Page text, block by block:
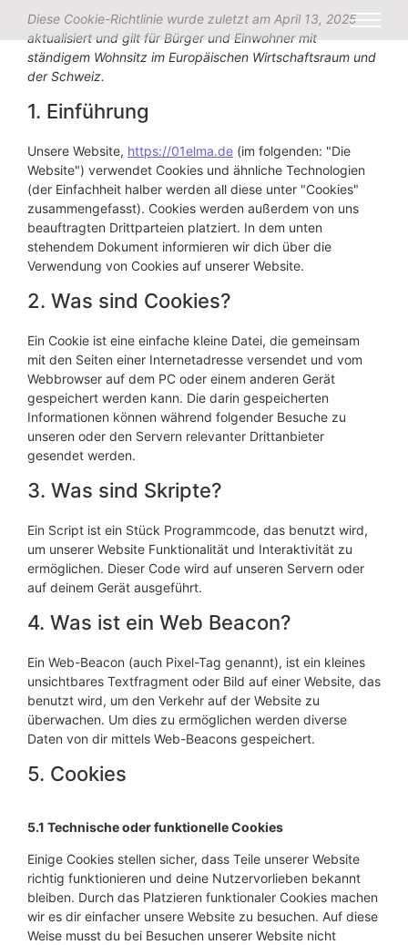
Diese Cookie-Richtlinie wurde zuletzt am April 13, 2025
aktualisiert und gilt für Bürger und Einwohner mit
ständigem Wohnsitz im Europäischen Wirtschaftsraum und
der Schweiz.
1. Einführung
Unsere Website, https://01elma.de (im folgenden: "Die
Website") verwendet Cookies und ähnliche Technologien
(der Einfachheit halber werden all diese unter "Cookies"
zusammengefasst). Cookies werden außerdem von uns
beauftragten Drittparteien platziert. In dem unten
stehendem Dokument informieren wir dich über die
Verwendung von Cookies auf unserer Website.
2. Was sind Cookies?
Ein Cookie ist eine einfache kleine Datei, die gemeinsam
mit den Seiten einer Internetadresse versendet und vom
Webbrowser auf dem PC oder einem anderen Gerät
gespeichert werden kann. Die darin gespeicherten
Informationen können während folgender Besuche zu
unseren oder den Servern relevanter Drittanbieter
gesendet werden.
3. Was sind Skripte?
Ein Script ist ein Stück Programmcode, das benutzt wird,
um unserer Website Funktionalität und Interaktivität zu
ermöglichen. Dieser Code wird auf unseren Servern oder
auf deinem Gerät ausgeführt.
4. Was ist ein Web Beacon?
Ein Web-Beacon (auch Pixel-Tag genannt), ist ein kleines
unsichtbares Textfragment oder Bild auf einer Website, das
benutzt wird, um den Verkehr auf der Website zu
überwachen. Um dies zu ermöglichen werden diverse
Daten von dir mittels Web-Beacons gespeichert.
5. Cookies
5.1 Technische oder funktionelle Cookies
Einige Cookies stellen sicher, dass Teile unserer Website
richtig funktionieren und deine Nutzervorlieben bekannt
bleiben. Durch das Platzieren funktionaler Cookies machen
wir es dir einfacher unsere Website zu besuchen. Auf diese
Weise musst du bei Besuchen unserer Website nicht